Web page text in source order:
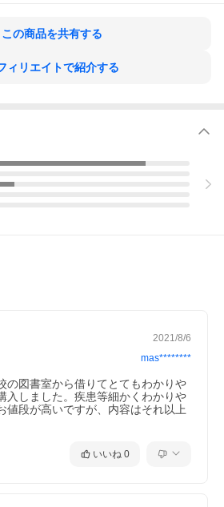
）
護過程
者の看護過程
ドウ病）
の看護過程
この商品を共有する
ィリエイトで紹介する
2021/8/6
mas********
の図書室から借りてとてもわかりや
入しました。疾患等細かくわかりや
値段が高いですが、内容はそれ以上
いいね 0